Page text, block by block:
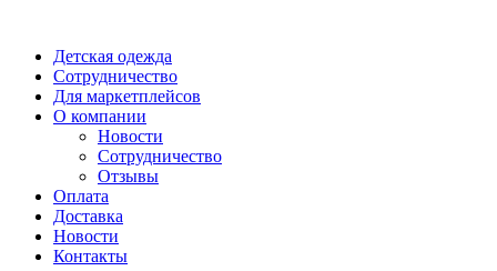
Детская одежда
Сотрудничество
Для маркетплейсов
О компании
Новости
Сотрудничество
Отзывы
Оплата
Доставка
Новости
Контакты